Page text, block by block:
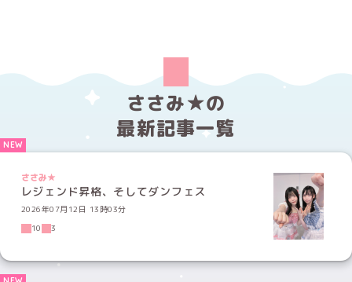
ささみ★の
最新記事一覧
ささみ★
レジェンド昇格、そしてダンフェス
2026年07月12日 13時03分
10
3